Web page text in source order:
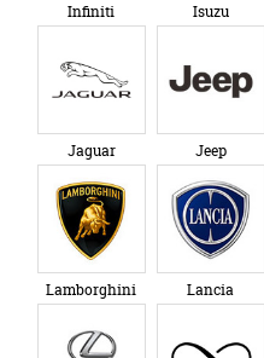
Infiniti Isuzu
Jaguar Jeep
Lamborghini Lancia